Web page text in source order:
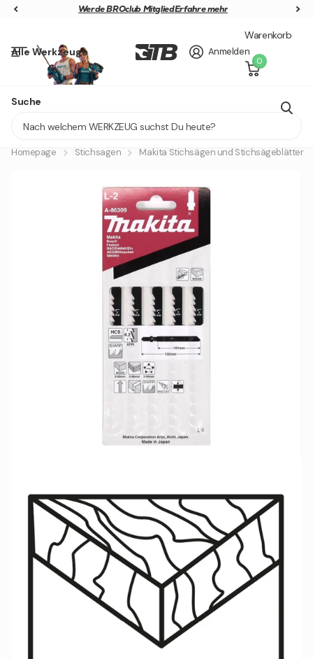
Werde BROclub MitgliedErfahre mehr
Werde BROclub Mitglied
Alle Werkzeuge
Suche
Anmelden
Warenkorb
0
Lieferung in 1 - 2 Tagen
Homepage Stichsagen Makita Stichsägen und Stichsägeblätter